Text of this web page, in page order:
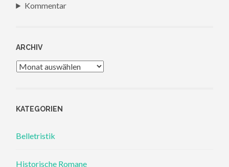
Kommentar
ARCHIV
Archiv
KATEGORIEN
Belletristik
Historische Romane